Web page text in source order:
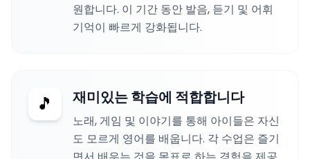
원합니다. 이 기간 동안 발음, 듣기 및 어휘
기억이 빠르게 강화됩니다.
🎵 재미있는 학습에 적합합니다
노래, 게임 및 이야기를 통해 아이들은 자신
도 모르게 영어를 배웁니다. 각 수업은 즐기